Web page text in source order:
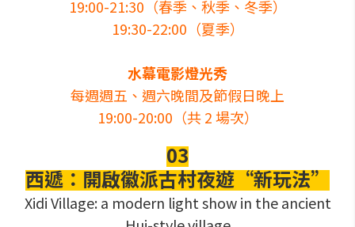
19:00-21:30（春季、秋季、冬季）
19:30-22:00（夏季）
水幕電影燈光秀
每週週五、週六晚間及節假日晚上
19:00-20:00（共 2 場次）
03
西遞：開啟徽派古村夜遊“新玩法”
Xidi Village: a modern light show in the ancient